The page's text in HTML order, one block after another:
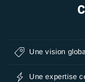
Une vision
Une expertise